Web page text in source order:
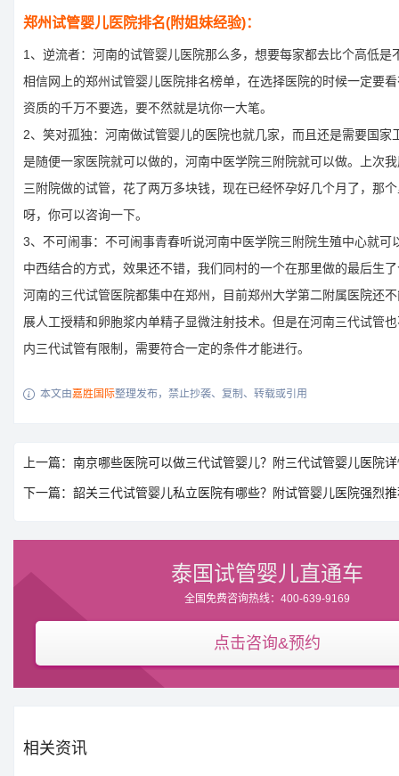
郑州试管婴儿医院排名(附姐妹经验)：
1、逆流者：河南的试管婴儿医院那么多，想要每家都去比个高低是
相信网上的郑州试管婴儿医院排名榜单，在选择医院的时候一定要
资质的千万不要选，要不然就是坑你一大笔。
2、笑对孤独：河南做试管婴儿的医院也就几家，而且还是需要国家
是随便一家医院就可以做的，河南中医学院三附院就可以做。上次
三附院做的试管，花了两万多块钱，现在已经怀孕好几个月了，那
呀，你可以咨询一下。
3、不可闹事：不可闹事青春听说河南中医学院三附院生殖中心就可
中西结合的方式，效果还不错，我们同村的一个在那里做的最后生
河南的三代试管医院都集中在郑州，目前郑州大学第二附属医院还
展人工授精和卵胞浆内单精子显微注射技术。但是在河南三代试管
内三代试管有限制，需要符合一定的条件才能进行。
 本文由嘉胜国际整理发布，禁止抄袭、复制、转载或引用
上一篇：南京哪些医院可以做三代试管婴儿？附三代试管婴儿医院
下一篇：韶关三代试管婴儿私立医院有哪些？附试管婴儿医院强烈
泰国试管婴儿直通车
全国免费咨询热线：400-639-9169
点击咨询&预约
相关资讯